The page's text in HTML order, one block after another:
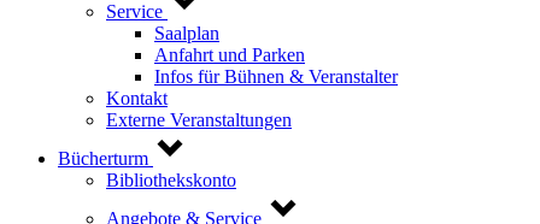
Service
Saalplan
Anfahrt und Parken
Infos für Bühnen & Veranstalter
Kontakt
Externe Veranstaltungen
Bücherturm
Bibliothekskonto
Angebote & Service